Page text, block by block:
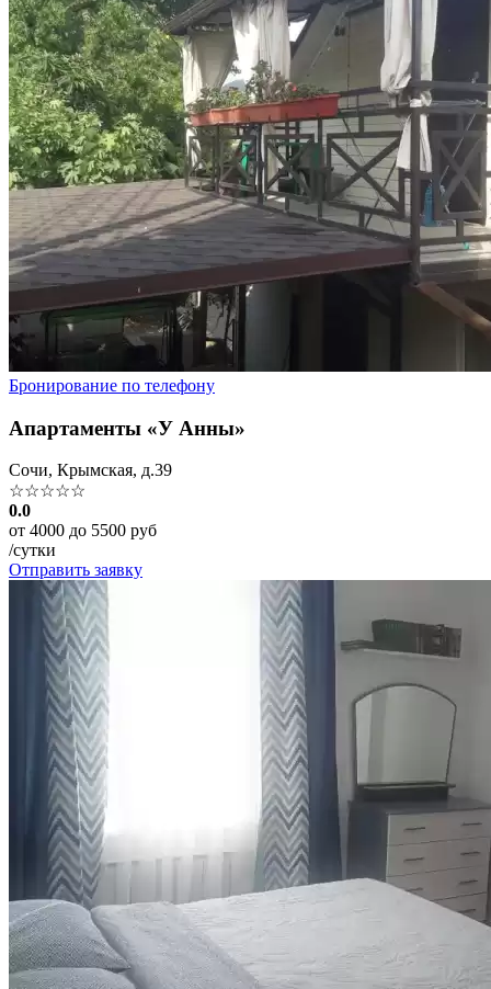
Бронирование по телефону
Апартаменты «У Анны»
Сочи, Крымская, д.39
☆☆☆☆☆
0.0
от 4000 до 5500 руб
/сутки
Отправить заявку